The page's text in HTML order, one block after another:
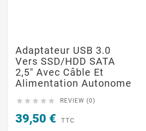
Adaptateur USB 3.0
Vers SSD/HDD SATA
2,5" Avec Câble Et
Alimentation Autonome
     REVIEW (0)
39,50 € TTC